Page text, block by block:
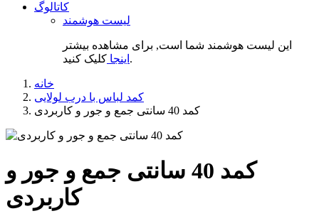
کاتالوگ
لیست هوشمند
این لیست هوشمند شما است, برای مشاهده بیشتر
اینجا کلیک کنید.
خانه
کمد لباس با درب لولایی
کمد 40 سانتی جمع‌ و جور و کاربردی
کمد 40 سانتی جمع‌ و جور و
کاربردی